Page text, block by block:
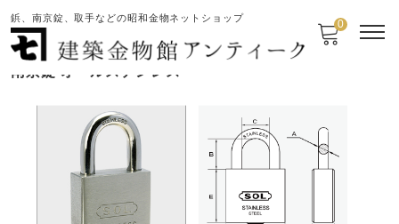
鋲、南京錠、取手などの昭和金物ネットショップ 0
南京錠 オールステンレス